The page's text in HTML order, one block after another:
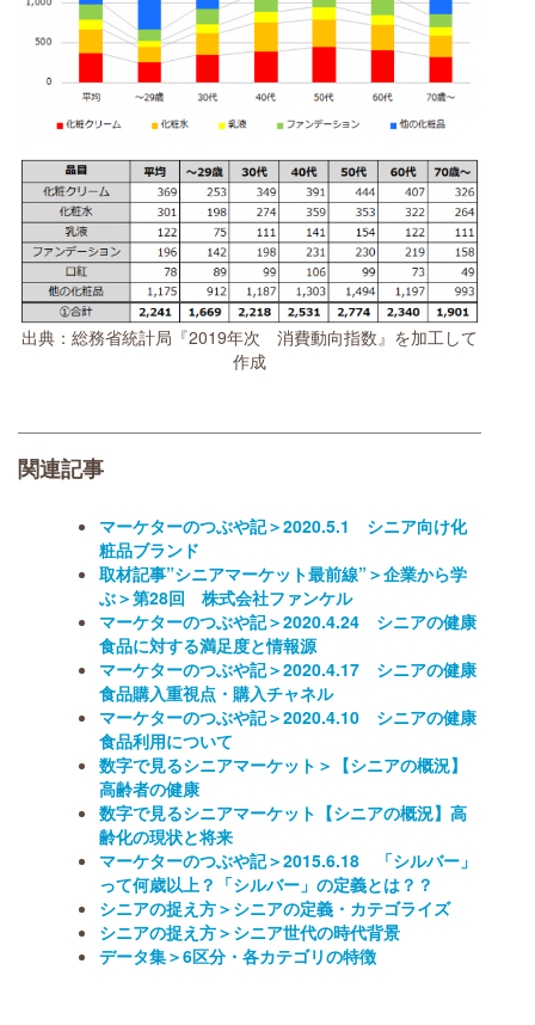
出典：総務省統計局『2019年次 消費動向指数』を加工して
作成
関連記事
マーケターのつぶや記＞2020.5.1 シニア向け化
粧品ブランド
取材記事”シニアマーケット最前線”＞企業から学
ぶ＞第28回 株式会社ファンケル
マーケターのつぶや記＞2020.4.24 シニアの健康
食品に対する満足度と情報源
マーケターのつぶや記＞2020.4.17 シニアの健康
食品購入重視点・購入チャネル
マーケターのつぶや記＞2020.4.10 シニアの健康
食品利用について
数字で見るシニアマーケット＞【シニアの概況】
高齢者の健康
数字で見るシニアマーケット【シニアの概況】高
齢化の現状と将来
マーケターのつぶや記＞2015.6.18 「シルバー」
って何歳以上？「シルバー」の定義とは？？
シニアの捉え方＞シニアの定義・カテゴライズ
シニアの捉え方＞シニア世代の時代背景
データ集＞6区分・各カテゴリの特徴